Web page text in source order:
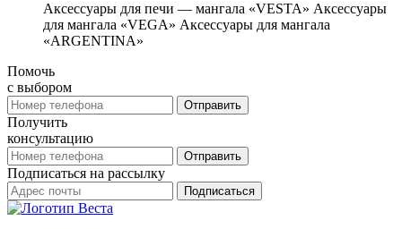
Аксессуары для печи — мангала «VESTA» Аксессуары
для мангала «VEGA» Аксессуары для мангала
«ARGENTINA»
Помочь
с выбором
Получить
консультацию
Подписаться на рассылку